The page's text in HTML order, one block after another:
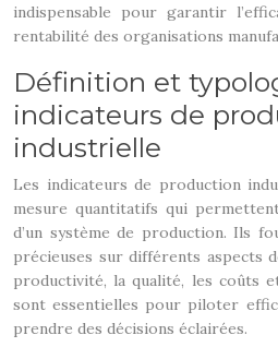
indispensable pour garantir
rentabilité des organisations
Définition et
indicateurs de
industrielle
Les indicateurs de production
mesure quantitatifs qui
d’un système de production. Ils
précieuses sur différents aspects
productivité, la qualité, les coûts
sont essentielles pour piloter
prendre des décisions éclairées.